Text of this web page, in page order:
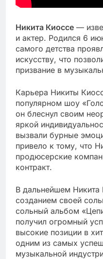
Никита Киоссе —
и актер. Родился 6
самого детства
искусству, что
призвание в
Карьера Никиты
популярном шоу
он блеснул своим
яркой
вызвали бурные
привело к тому, что
продюсерские
контракт.
В дальнейшем Никита
созданием своей
сольный альбом
получил огромный
высокие позиции в
одним из самых
музыкальной